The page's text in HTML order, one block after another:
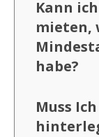
Kann
mieten,
habe?
Muss